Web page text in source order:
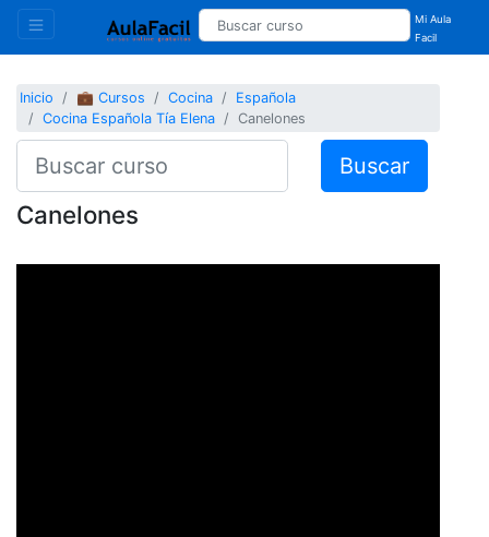
Mi Aula
Facil
Inicio 💼 Cursos Cocina
Española
Cocina Española Tía Elena
Canelones
Buscar
Canelones